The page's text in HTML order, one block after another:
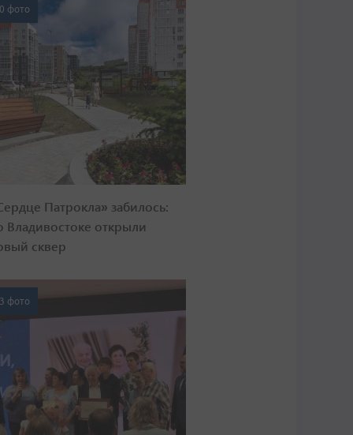
фото
Патрокла» забилось:
Владивостоке открыли
сквер
фото